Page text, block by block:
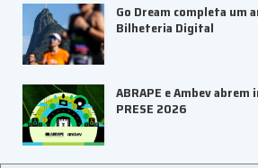
Go Dream completa um
Bilheteria Digital
ABRAPE e Ambev abrem
PRESE 2026